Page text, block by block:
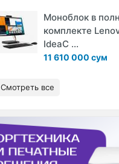
Моноблок в
комплекте
IdeaC ...
11 610 000 сум
Смотреть все